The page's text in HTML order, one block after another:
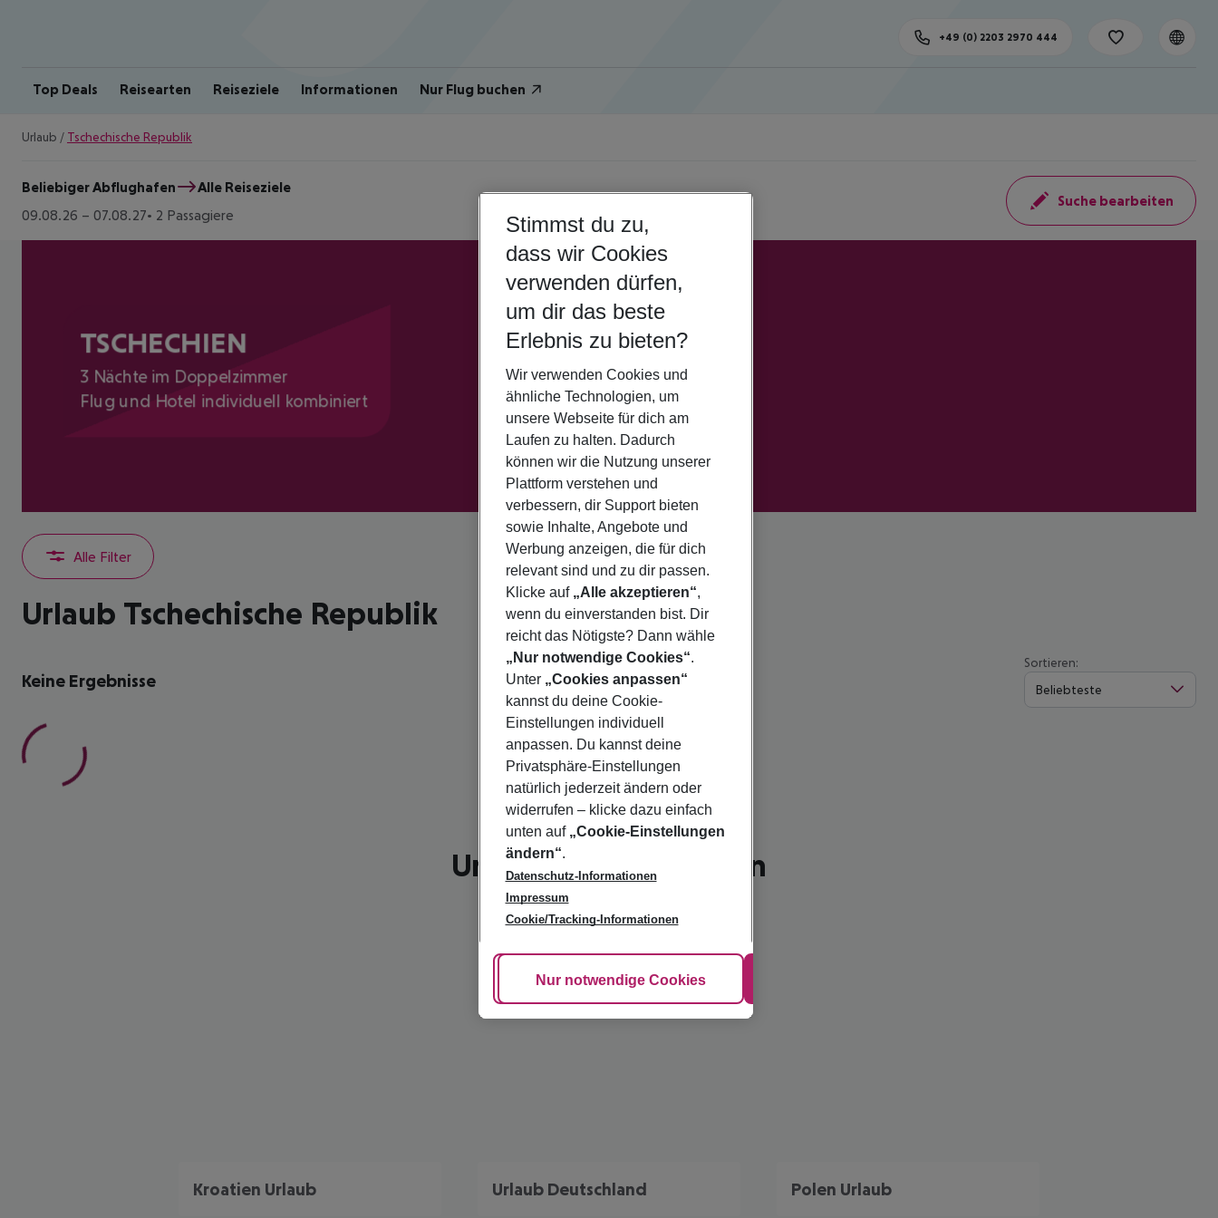
Top Deals Reisearten Reiseziele Informationen Nur Flug buchen
+49 (0) 2203 2970 444
Urlaub / Tschechische Republik
Beliebiger Abflughafen
Alle Reiseziele
09.08.26 – 07.08.27 2 Passagiere
Suche bearbeiten
TSCHECHIEN
3 Nächte im Doppelzimmer
Flug und Hotel individuell kombiniert
Alle Filter
Urlaub Tschechische Republik
Keine Ergebnisse
Sortieren:
Beliebteste
Unsere Empfehlungen
Kroatien Urlaub Urlaub Deutschland Polen Urlaub
Stimmst du zu,
dass wir Cookies
verwenden dürfen,
um dir das beste
Erlebnis zu bieten?
Wir verwenden Cookies und
ähnliche Technologien, um
unsere Webseite für dich am
Laufen zu halten. Dadurch
können wir die Nutzung unserer
Plattform verstehen und
verbessern, dir Support bieten
sowie Inhalte, Angebote und
Werbung anzeigen, die für dich
relevant sind und zu dir passen.
Klicke auf „Alle akzeptieren“,
wenn du einverstanden bist. Dir
reicht das Nötigste? Dann wähle
„Nur notwendige Cookies“.
Unter „Cookies anpassen“
kannst du deine Cookie-
Einstellungen individuell
anpassen. Du kannst deine
Privatsphäre-Einstellungen
natürlich jederzeit ändern oder
widerrufen – klicke dazu einfach
unten auf „Cookie-Einstellungen
ändern“.
Datenschutz-Informationen
Impressum
Cookie/Tracking-Informationen
Cookie anpassen
Nur notwendige Cookies